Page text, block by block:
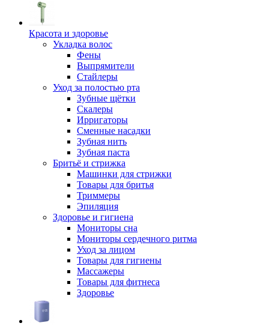
Красота и здоровье
Укладка волос
Фены
Выпрямители
Стайлеры
Уход за полостью рта
Зубные щётки
Скалеры
Ирригаторы
Сменные насадки
Зубная нить
Зубная паста
Бритьё и стрижка
Машинки для стрижки
Товары для бритья
Триммеры
Эпиляция
Здоровье и гигиена
Мониторы сна
Мониторы сердечного ритма
Уход за лицом
Товары для гигиены
Массажеры
Товары для фитнеса
Здоровье